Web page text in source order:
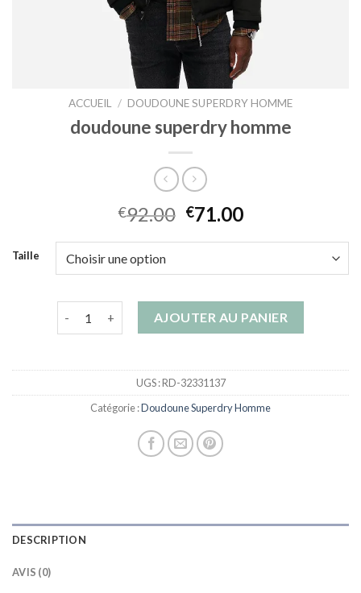
ACCUEIL / DOUDOUNE SUPERDRY HOMME
doudoune superdry homme
€92.00 €71.00
Taille
quantité de doudoune superdry homme
AJOUTER AU PANIER
UGS :RD-32331137
Catégorie :Doudoune Superdry Homme
DESCRIPTION
AVIS (0)